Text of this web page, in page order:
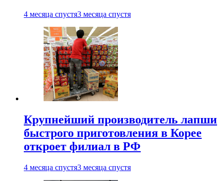
4 месяца спустя3 месяца спустя
Крупнейший производитель лапши
быстрого приготовления в Корее
откроет филиал в РФ
4 месяца спустя3 месяца спустя